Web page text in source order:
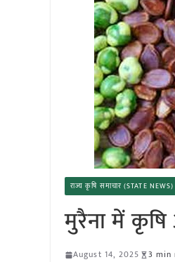
राज्य कृषि समाचार (STATE NEWS)
मुरैना में
August 14, 2025 3 min